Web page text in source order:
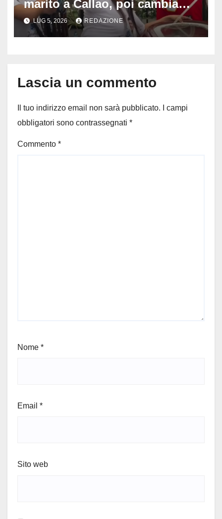
marito a Callao, poi cambia
tutto: il gesto della vedova al
funerale divide milioni di
persone
LUG 5, 2026 REDAZIONE
Lascia un commento
Il tuo indirizzo email non sarà pubblicato.
I campi
obbligatori sono contrassegnati *
Commento *
Nome *
Email *
Sito web